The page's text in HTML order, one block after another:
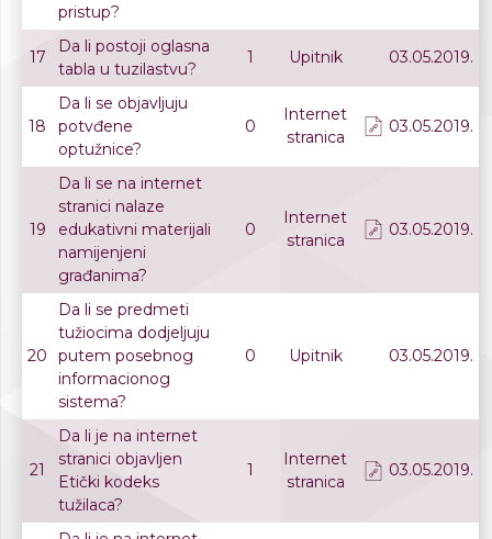
pristup?
17
Da li postoji oglasna
tabla u tuzilastvu?
1 Upitnik 03.05.2019.
18
Da li se objavljuju
potvđene
optužnice?
0
Internet
stranica
03.05.2019.
19
Da li se na internet
stranici nalaze
edukativni materijali
namijenjeni
građanima?
0
Internet
stranica
03.05.2019.
20
Da li se predmeti
tužiocima dodjeljuju
putem posebnog
informacionog
sistema?
0 Upitnik 03.05.2019.
21
Da li je na internet
stranici objavljen
Etički kodeks
tužilaca?
1
Internet
stranica
03.05.2019.